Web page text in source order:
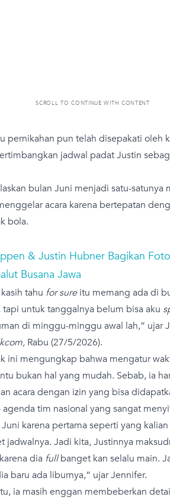
SCROLL TO CONTINUE WITH CONTENT
pernikahan pun telah disepakati oleh
jadwal padat Justin
bulan Juni menjadi satu-satunya
acara karena bertepatan
bola.
& Justin Hubner Bagikan
Busana Jawa
tahu for sureitu memang ada di
tapi untuk tanggalnya belum bisa aku
di minggu-minggu awal lah,” ujar
Rabu (27/5/2026).
ini mengungkap bahwa mengatur
bukan hal yang mudah. Sebab, ia
acara dengan izin yang bisa
tim nasional yang sangat
karena pertama seperti yang
jadwalnya. Jadi kita, Justinnya
dia fullbanget kan selalu main.
baru ada liburnya,” ujar Jennifer.
ia masih enggan membeberkan